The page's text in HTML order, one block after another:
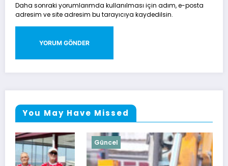
Daha sonraki yorumlarımda kullanılması için adım, e-posta
adresim ve site adresim bu tarayıcıya kaydedilsin.
You May Have Missed
Güncel